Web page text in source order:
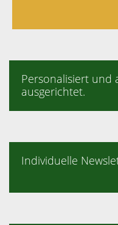
Personalisiert und
ausgerichtet.
Individuelle